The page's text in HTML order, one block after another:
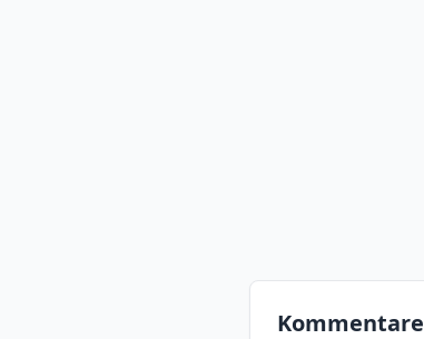
Kommentare